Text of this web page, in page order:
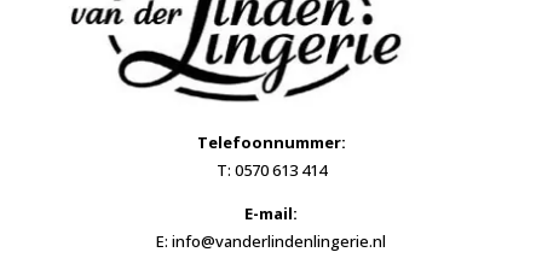
Telefoonnummer:
T: 0570 613 414
E-mail:
E: info@vanderlindenlingerie.nl